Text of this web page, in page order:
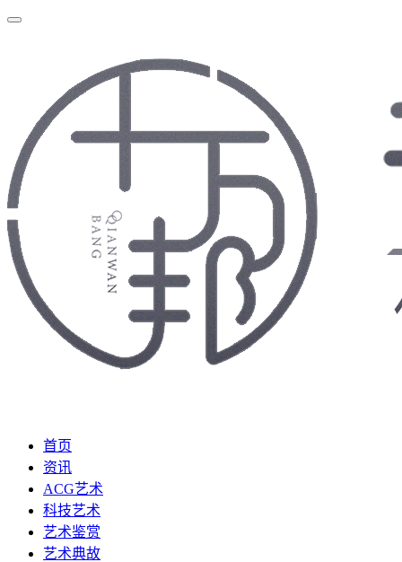
首页
资讯
ACG艺术
科技艺术
艺术鉴赏
艺术典故